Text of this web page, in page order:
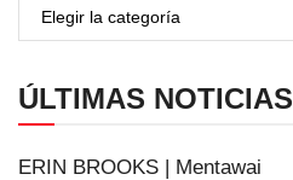
ÚLTIMAS NOTICIAS
ERIN BROOKS | Mentawai